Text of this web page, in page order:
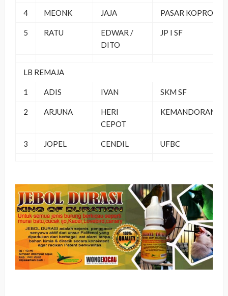
4 MEONK JAJA PASAR KOPRO
5 RATU
EDWAR /
DITO
JP I SF
LB REMAJA
1 ADIS IVAN SKM SF
2 ARJUNA
HERI
CEPOT
KEMANDORAN
3 JOPEL CENDIL UFBC